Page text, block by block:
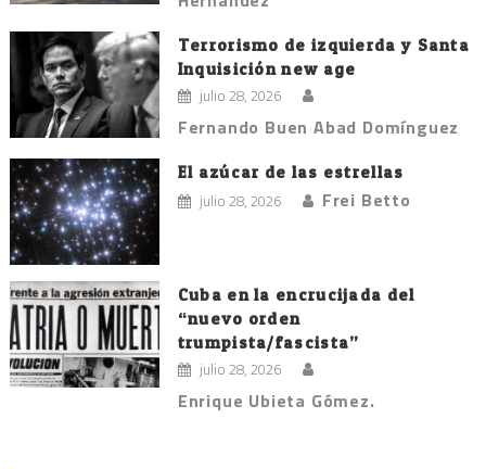
Terrorismo de izquierda y Santa
Inquisición new age
julio 28, 2026
Fernando Buen Abad Domínguez
El azúcar de las estrellas
julio 28, 2026 Frei Betto
Cuba en la encrucijada del
“nuevo orden
trumpista/fascista”
julio 28, 2026
Enrique Ubieta Gómez.